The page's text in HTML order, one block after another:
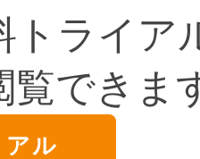
トライア
覧できま
ル